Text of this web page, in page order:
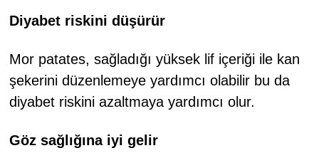
Diyabet riskini düşürür
Mor patates, sağladığı yüksek lif içeriği ile kan
şekerini düzenlemeye yardımcı olabilir bu da
diyabet riskini azaltmaya yardımcı olur.
Göz sağlığına iyi gelir